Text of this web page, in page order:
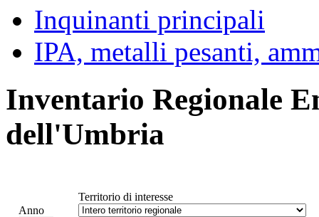
Inquinanti principali
IPA, metalli pesanti,
Inventario Regionale
dell'Umbria
Anno
Territorio di interesse